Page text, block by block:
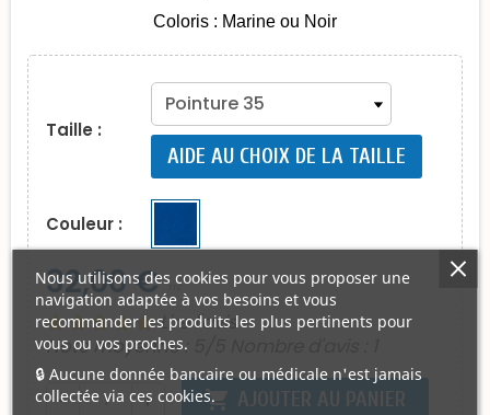
Coloris : Marine ou Noir
Taille :
AIDE AU CHOIX DE LA TAILLE
Couleur :
32,00 €
Lire l'avis
Note moyenne :
remove add shopping_cart AJOUTER AU PANIER
Nous utilisons des cookies pour vous proposer une
navigation adaptée à vos besoins et vous
recommander les produits les plus pertinents pour
vous ou vos proches.
🔒 Aucune donnée bancaire ou médicale n'est jamais
collectée via ces cookies.